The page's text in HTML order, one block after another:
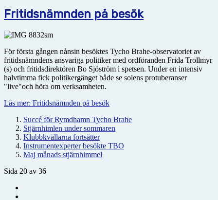
Fritidsnämnden på besök
För första gången nånsin besöktes Tycho Brahe-observatoriet av
fritidsnämndens ansvariga politiker med ordföranden Frida Trollmyr
(s) och fritidsdirektören Bo Sjöström i spetsen. Under en intensiv
halvtimma fick politikergänget både se solens protuberanser
"live"och höra om verksamheten.
Läs mer: Fritidsnämnden på besök
Succé för Rymdhamn Tycho Brahe
Stjärnhimlen under sommaren
Klubbkvällarna fortsätter
Instrumentexperter besökte TBO
Maj månads stjärnhimmel
Sida 20 av 36